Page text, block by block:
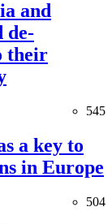
and
de-
their
545
a key to
in Europe
504